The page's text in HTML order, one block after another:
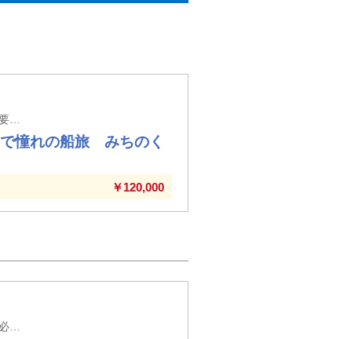
で憧れの船旅 みちのく
￥120,000